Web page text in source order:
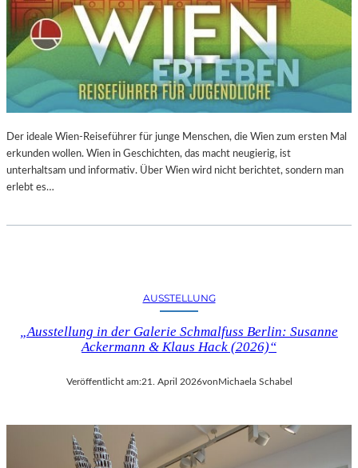
Der ideale Wien-Reiseführer für junge Menschen, die Wien zum ersten Mal
erkunden wollen. Wien in Geschichten, das macht neugierig, ist
unterhaltsam und informativ. Über Wien wird nicht berichtet, sondern man
erlebt es…
AUSSTELLUNG
„Ausstellung in der Galerie Schmalfuss Berlin: Susanne
Ackermann & Klaus Hack (2026)“
Veröffentlicht am:21. April 2026vonMichaela Schabel